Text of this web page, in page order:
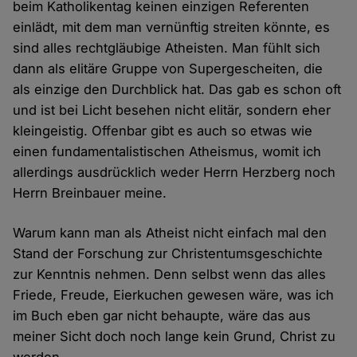
beim Katholikentag keinen einzigen Referenten
einlädt, mit dem man vernünftig streiten könnte, es
sind alles rechtgläubige Atheisten. Man fühlt sich
dann als elitäre Gruppe von Supergescheiten, die
als einzige den Durchblick hat. Das gab es schon oft
und ist bei Licht besehen nicht elitär, sondern eher
kleingeistig. Offenbar gibt es auch so etwas wie
einen fundamentalistischen Atheismus, womit ich
allerdings ausdrücklich weder Herrn Herzberg noch
Herrn Breinbauer meine.
Warum kann man als Atheist nicht einfach mal den
Stand der Forschung zur Christentumsgeschichte
zur Kenntnis nehmen. Denn selbst wenn das alles
Friede, Freude, Eierkuchen gewesen wäre, was ich
im Buch eben gar nicht behaupte, wäre das aus
meiner Sicht doch noch lange kein Grund, Christ zu